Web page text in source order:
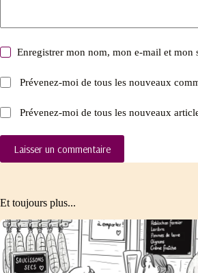
Enregistrer mon nom, mon e-mail et
Prévenez-moi de tous les nouveaux
Prévenez-moi de tous les nouveaux
Laisser un commentaire
Et toujours plus...